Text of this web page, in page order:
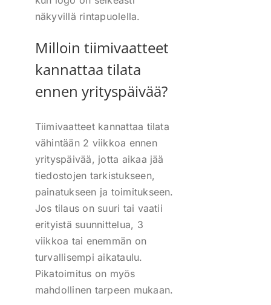
näkyvillä rintapuolella.
Milloin tiimivaatteet
kannattaa tilata
ennen yrityspäivää?
Tiimivaatteet kannattaa tilata
vähintään 2 viikkoa ennen
yrityspäivää, jotta aikaa jää
tiedostojen tarkistukseen,
painatukseen ja toimitukseen.
Jos tilaus on suuri tai vaatii
erityistä suunnittelua, 3
viikkoa tai enemmän on
turvallisempi aikataulu.
Pikatoimitus on myös
mahdollinen tarpeen mukaan.